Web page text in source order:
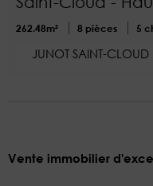
262.48m² 8 pièces 5
JUNOT SAINT-CLOUD
Vente immobilier